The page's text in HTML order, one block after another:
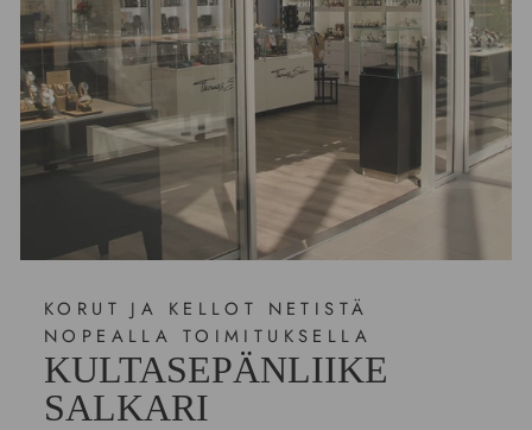
KORUT JA KELLOT NETISTÄ
NOPEALLA TOIMITUKSELLA
KULTASEPÄNLIIKE
SALKARI